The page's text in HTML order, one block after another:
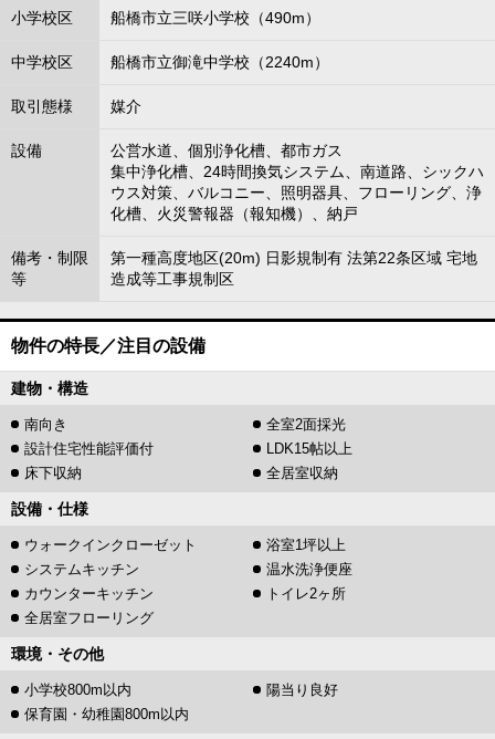
小学校区 船橋市立三咲小学校（490m）
中学校区 船橋市立御滝中学校（2240m）
取引態様 媒介
設備
公営水道、個別浄化槽、都市ガス
集中浄化槽、24時間換気システム、南道路、シックハ
ウス対策、バルコニー、照明器具、フローリング、浄
化槽、火災警報器（報知機）、納戸
備考・制限
等
第一種高度地区(20m) 日影規制有 法第22条区域 宅地
造成等工事規制区
物件の特長／注目の設備
建物・構造
南向き
全室2面採光
設計住宅性能評価付
LDK15帖以上
床下収納
全居室収納
設備・仕様
ウォークインクローゼット
浴室1坪以上
システムキッチン
温水洗浄便座
カウンターキッチン
トイレ2ヶ所
全居室フローリング
環境・その他
小学校800m以内
陽当り良好
保育園・幼稚園800m以内